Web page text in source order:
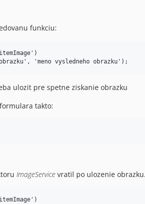
funkciu:
ulozit pre spetne ziskanie obrazku
takto:
ImageService vratil po ulozenie